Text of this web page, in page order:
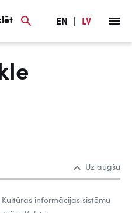
EN LV
Uz augšu
informācijas sistēmu